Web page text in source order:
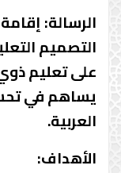
الرسالة:
التصميم
على تعليم
يساهم في
العربية.
الأهداف: